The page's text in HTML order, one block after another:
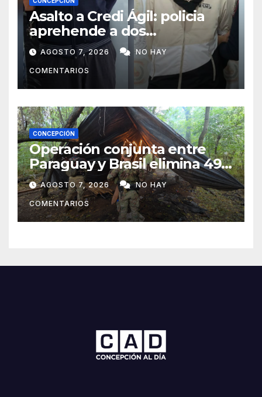
Asalto a Credi Ágil: policia
aprehende a dos
sospechosos e incauta
evidencias en Concepción
AGOSTO 7, 2026 NO HAY
COMENTARIOS
CONCEPCIÓN
Operación conjunta entre
Paraguay y Brasil elimina 498
toneladas de marihuana en
Amambay
AGOSTO 7, 2026 NO HAY
COMENTARIOS